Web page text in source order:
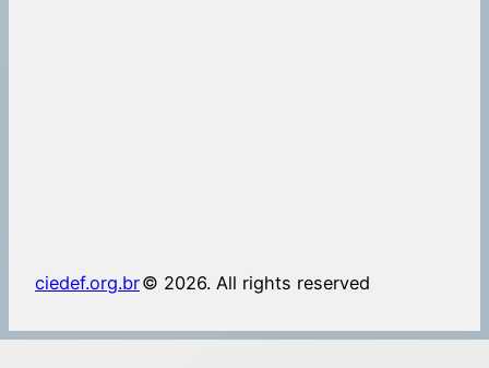
ciedef.org.br© 2026. All rights reserved